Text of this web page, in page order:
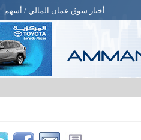
أخبار سوق عمان المالي / أسهم